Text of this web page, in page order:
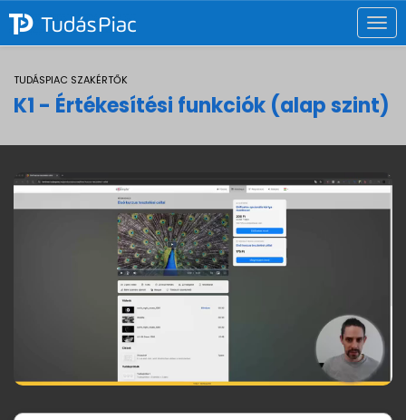
TUDÁSPIAC SZAKÉRTŐK
K1 - Értékesítési funkciók (alap szint)